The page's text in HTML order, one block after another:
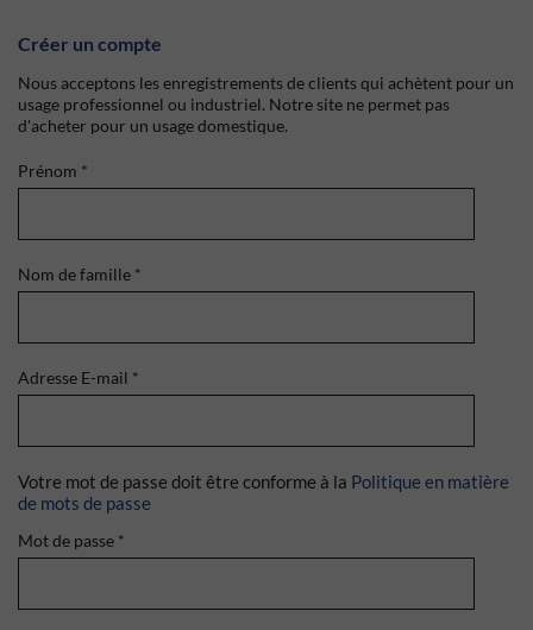
Créer un compte
Nous acceptons les enregistrements de clients qui achètent pour un
usage professionnel ou industriel. Notre site ne permet pas
d'acheter pour un usage domestique.
Prénom *
Nom de famille *
Adresse E-mail *
Votre mot de passe doit être conforme à la Politique en matière
de mots de passe
Mot de passe *